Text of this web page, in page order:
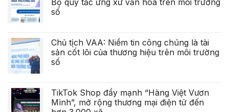
Bộ quy tắc ứng xử văn hóa trên môi trường
số
Chủ tịch VAA: Niềm tin công chúng là tài
sản cốt lõi của thương hiệu trên môi trường
số
TikTok Shop đẩy mạnh “Hàng Việt Vươn
Mình”, mở rộng thương mại điện tử đến